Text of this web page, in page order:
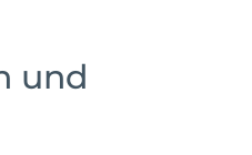
und